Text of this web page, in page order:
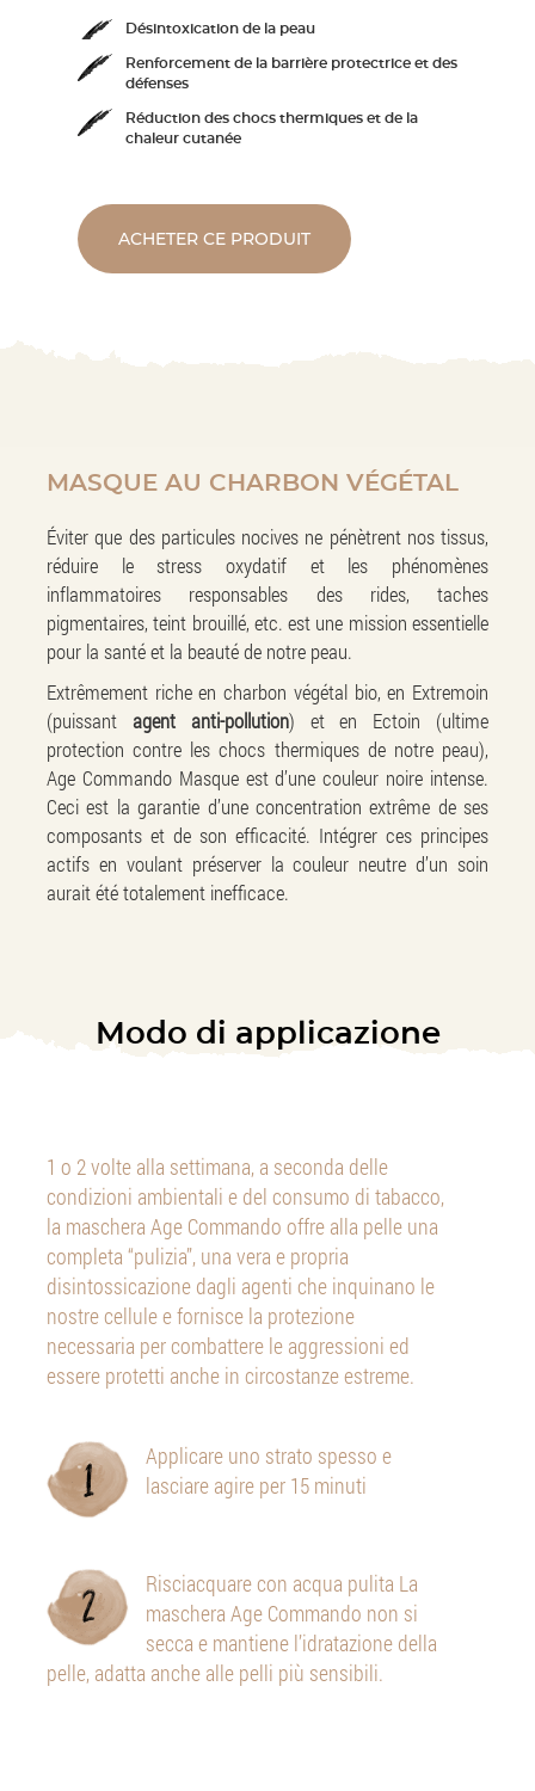
Désintoxication de la peau
Renforcement de la barrière protectrice et des
défenses
Réduction des chocs thermiques et de la
chaleur cutanée
ACHETER CE PRODUIT
MASQUE AU CHARBON VÉGÉTAL
Éviter que des particules nocives ne pénètrent nos tissus,
réduire le stress oxydatif et les phénomènes
inflammatoires responsables des rides, taches
pigmentaires, teint brouillé, etc. est une mission essentielle
pour la santé et la beauté de notre peau.
Extrêmement riche en charbon végétal bio, en Extremoin
(puissant agent anti-pollution) et en Ectoin (ultime
protection contre les chocs thermiques de notre peau),
Age Commando Masque est d’une couleur noire intense.
Ceci est la garantie d’une concentration extrême de ses
composants et de son efficacité. Intégrer ces principes
actifs en voulant préserver la couleur neutre d’un soin
aurait été totalement inefficace.
Modo di applicazione
1 o 2 volte alla settimana, a seconda delle
condizioni ambientali e del consumo di tabacco,
la maschera Age Commando offre alla pelle una
completa “pulizia”, una vera e propria
disintossicazione dagli agenti che inquinano le
nostre cellule e fornisce la protezione
necessaria per combattere le aggressioni ed
essere protetti anche in circostanze estreme.
Applicare uno strato spesso e
lasciare agire per 15 minuti
Risciacquare con acqua pulita La
maschera Age Commando non si
secca e mantiene l’idratazione della
pelle, adatta anche alle pelli più sensibili.